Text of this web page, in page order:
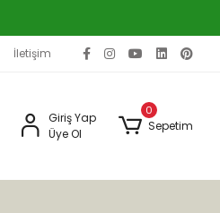
İletişim
Giriş Yap
Üye Ol
0
Sepetim